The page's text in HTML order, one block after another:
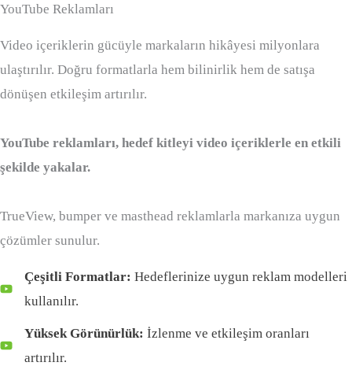
YouTube Reklamları
Video içeriklerin gücüyle markaların hikâyesi milyonlara
ulaştırılır. Doğru formatlarla hem bilinirlik hem de satışa
dönüşen etkileşim artırılır.
YouTube reklamları, hedef kitleyi video içeriklerle en etkili
şekilde yakalar.
TrueView, bumper ve masthead reklamlarla markanıza uygun
çözümler sunulur.
Çeşitli Formatlar: Hedeflerinize uygun reklam modelleri
kullanılır.
Yüksek Görünürlük: İzlenme ve etkileşim oranları
artırılır.